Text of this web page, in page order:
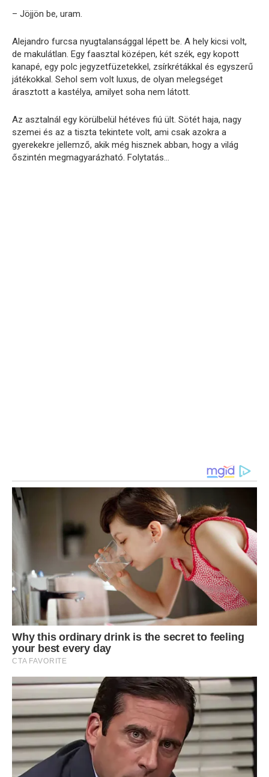
– Jöjjön be, uram.
Alejandro furcsa nyugtalansággal lépett be. A hely kicsi volt,
de makulátlan. Egy faasztal középen, két szék, egy kopott
kanapé, egy polc jegyzetfüzetekkel, zsírkrétákkal és egyszerű
játékokkal. Sehol sem volt luxus, de olyan melegséget
árasztott a kastélya, amilyet soha nem látott.
Az asztalnál egy körülbelül hétéves fiú ült. Sötét haja, nagy
szemei ​​és az a tiszta tekintete volt, ami csak azokra a
gyerekekre jellemző, akik még hisznek abban, hogy a világ
őszintén megmagyarázható. Folytatás…